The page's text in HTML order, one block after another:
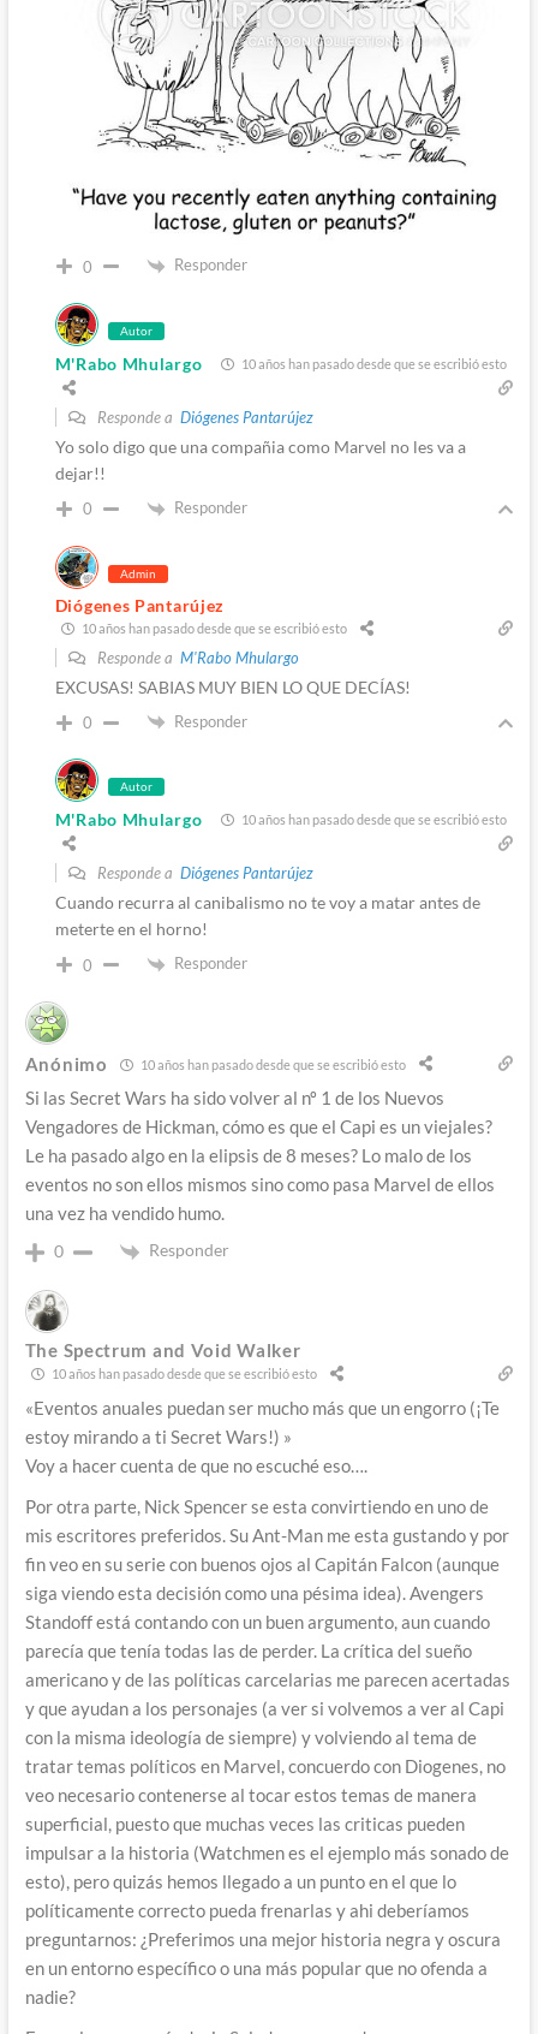
0 Responder
Autor
M'Rabo Mhulargo 10 años han pasado desde que se escribió esto
Responde a Diógenes Pantarújez
Yo solo digo que una compañia como Marvel no les va a
dejar!!
0 Responder
Admin
Diógenes Pantarújez
10 años han pasado desde que se escribió esto
Responde a M'Rabo Mhulargo
EXCUSAS! SABIAS MUY BIEN LO QUE DECÍAS!
0 Responder
Autor
M'Rabo Mhulargo 10 años han pasado desde que se escribió esto
Responde a Diógenes Pantarújez
Cuando recurra al canibalismo no te voy a matar antes de
meterte en el horno!
0 Responder
Anónimo 10 años han pasado desde que se escribió esto
Si las Secret Wars ha sido volver al nº 1 de los Nuevos
Vengadores de Hickman, cómo es que el Capi es un viejales?
Le ha pasado algo en la elipsis de 8 meses? Lo malo de los
eventos no son ellos mismos sino como pasa Marvel de ellos
una vez ha vendido humo.
0 Responder
The Spectrum and Void Walker
10 años han pasado desde que se escribió esto
«Eventos anuales puedan ser mucho más que un engorro (¡Te
estoy mirando a ti Secret Wars!) »
Voy a hacer cuenta de que no escuché eso….
Por otra parte, Nick Spencer se esta convirtiendo en uno de
mis escritores preferidos. Su Ant-Man me esta gustando y por
fin veo en su serie con buenos ojos al Capitán Falcon (aunque
siga viendo esta decisión como una pésima idea). Avengers
Standoff está contando con un buen argumento, aun cuando
parecía que tenía todas las de perder. La crítica del sueño
americano y de las políticas carcelarias me parecen acertadas
y que ayudan a los personajes (a ver si volvemos a ver al Capi
con la misma ideología de siempre) y volviendo al tema de
tratar temas políticos en Marvel, concuerdo con Diogenes, no
veo necesario contenerse al tocar estos temas de manera
superficial, puesto que muchas veces las criticas pueden
impulsar a la historia (Watchmen es el ejemplo más sonado de
esto), pero quizás hemos llegado a un punto en el que lo
políticamente correcto pueda frenarlas y ahi deberíamos
preguntarnos: ¿Preferimos una mejor historia negra y oscura
en un entorno específico o una más popular que no ofenda a
nadie?